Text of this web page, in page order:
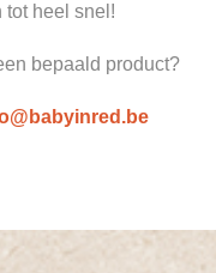
tot heel snel!
bepaald product?